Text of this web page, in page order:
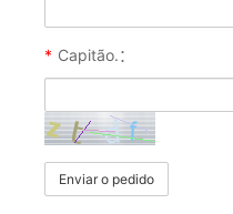
* Capitão.：
Enviar o pedido